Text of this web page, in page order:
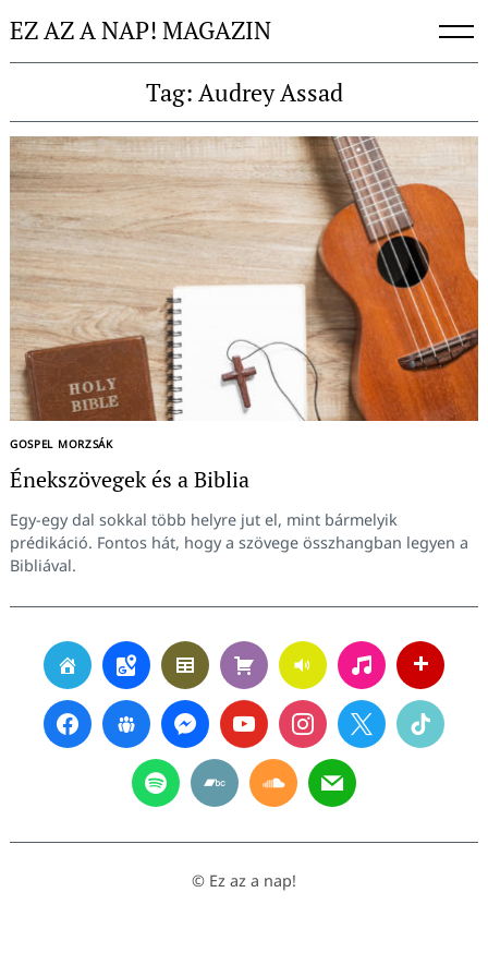
toEZ AZ A NAP! MAGAZIN
Tag: Audrey Assad
GOSPEL MORZSÁK
Énekszövegek és a Biblia
Egy-egy dal sokkal több helyre jut el, mint bármelyik
prédikáció. Fontos hát, hogy a szövege összhangban legyen a
Bibliával.
© Ez az a nap!
Keresés: